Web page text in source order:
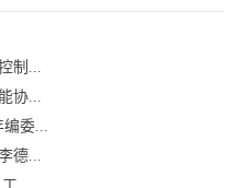
制...
协...
编委...
德...